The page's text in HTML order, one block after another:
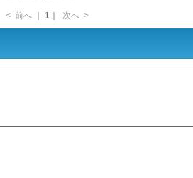
< 前へ 1｜ 次へ >